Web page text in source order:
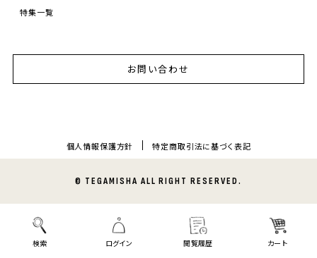
特集一覧
お問い合わせ
個人情報保護方針 特定商取引法に基づく表記
© TEGAMISHA ALL RIGHT RESERVED.